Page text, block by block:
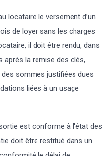
locataire le versement d’un
de loyer sans les charges
il doit être rendu, dans
après la remise des clés,
sommes justifiées dues
liées à un usage
est conforme à l'état des
doit être restitué dans un